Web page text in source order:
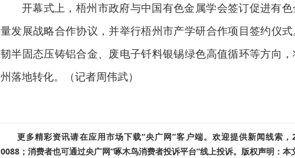
开幕式上，梧州市政府与中国有色金属学会签订促进有
量发展战略合作协议，并举行梧州市产学研合作项目签约仪
韧半固态压铸铝合金、废电子钎料银锡绿色高值循环等方向
州落地转化。（记者周伟武）
更多精彩资讯请在应用市场下载“央广网”客户端。欢迎提供新闻线索
0088；消费者也可通过央广网“啄木鸟消费者投诉平台”线上投诉。版权声明：本